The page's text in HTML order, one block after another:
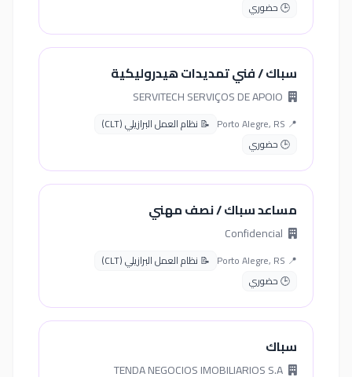
🕒 حضوري
سباك / فني تمديدات هيدروليكية
📍 Porto Alegre, RS
📝 نظام العمل البرازيلي (CLT)
🕒 حضوري
مساعد سباك / نصف مهني
📍 Porto Alegre, RS
📝 نظام العمل البرازيلي (CLT)
🕒 حضوري
سباك